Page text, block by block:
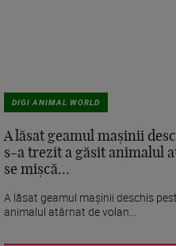
DIGI ANIMAL WORLD
A lăsat geamul mașinii
s-a trezit a găsit animalul
se mișcă...
A lăsat geamul mașinii deschis
animalul atârnat de volan...